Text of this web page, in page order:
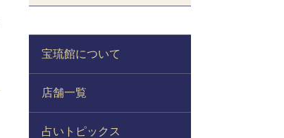
宝琉館について
店舗一覧
占いトピックス